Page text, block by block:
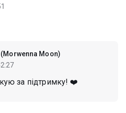
Moon)
за підтримку! ❤️